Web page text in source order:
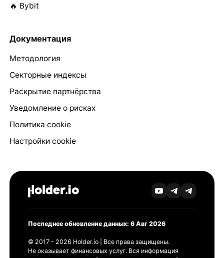
🔥 Bybit
Документация
Методология
Секторные индексы
Раскрытие партнёрства
Уведомление о рисках
Политика cookie
Настройки cookie
Последнее обновление данных: 6 Авг 2026
© 2017 - 2026 Holder.io | Все права защищены.
Не оказывает финансовых услуг. Вся информация